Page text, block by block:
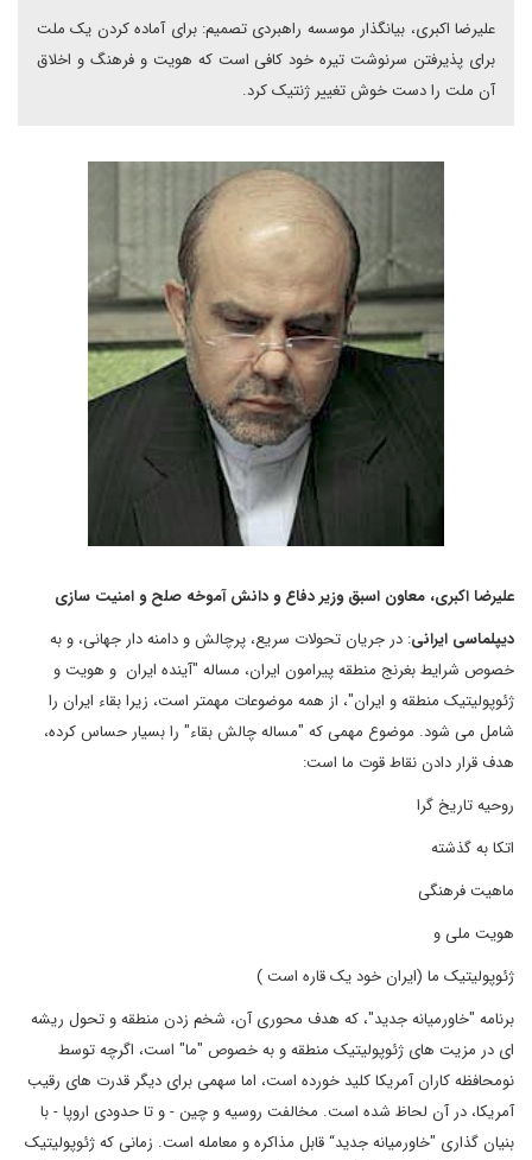
علیرضا اکبری، بیانگذار موسسه راهبردی تصمیم: برای آماده کردن یک ملت
برای پذیرفتن سرنوشت تیره خود کافی است که هویت و فرهنگ و اخلاق
آن ملت را دست خوش تغییر ژنتیک کرد.
علیرضااکبری، معاون اسبق وزیردفاع و دانش آموخه صلح و امنیت سازی
دیپلماسی ایرانی: در جریان تحولات سریع، پرچالش و دامنه دار جهانی، و به
خصوص شرایط بغرنج منطقه پیرامون ایران، مساله "آینده ایران و هویت و
ژئوپولیتیک منطقه و ایران"، از همه موضوعات مهمتر است، زیرا بقاء ایران را
شامل می شود. موضوع مهمی که "مساله چالش بقاء" را بسیار حساس کرده،
هدف قرار دادن نقاط قوت ما است:
روحیه تاریخ گرا
اتکا به گذشته
ماهیت فرهنگی
هویت ملی و
ژئوپولیتیک ما (ایران خود یک قاره است )
برنامه "خاورمیانه جدید"، که هدف محوری آن، شخم زدن منطقه و تحول ریشه
ای در مزیت های ژئوپولیتیک منطقه و به خصوص "ما" است، اگرچه توسط
نومحافظه کاران آمریکا کلید خورده است، اما سهمی برای دیگر قدرت های رقیب
آمریکا، در آن لحاظ شده است. مخالفت روسیه و چین - و تا حدودی اروپا - با
بنیان گذاری "خاورمیانه جدید“ قابل مذاکره و معامله است. زمانی که ژئوپولیتیک